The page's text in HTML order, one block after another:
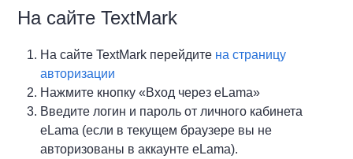
На сайте TextMark
На сайте TextMark перейдите на страницу
авторизации
Нажмите кнопку «Вход через eLama»
Введите логин и пароль от личного кабинета
eLama (если в текущем браузере вы не
авторизованы в аккаунте eLama).